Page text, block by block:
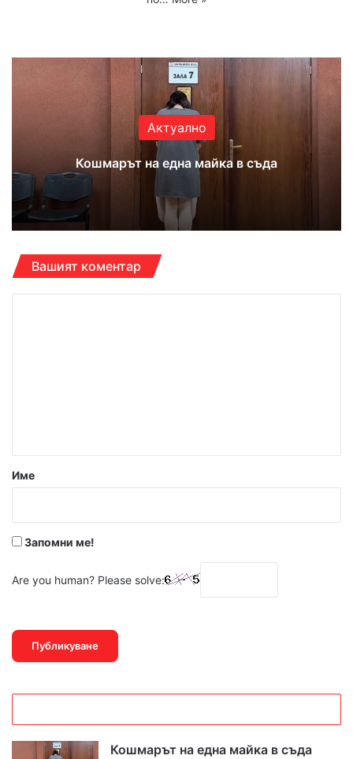
Актуално
Кошмарът на една майка в съда
Вашият коментар
р
Име
Запомни ме!
Are you human? Please solve:
Кошмарът на една майка в съда